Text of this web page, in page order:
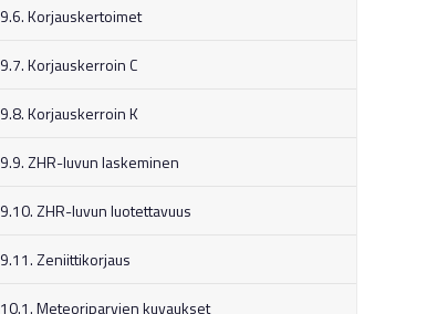
9.6. Korjauskertoimet
9.7. Korjauskerroin C
9.8. Korjauskerroin K
9.9. ZHR-luvun laskeminen
9.10. ZHR-luvun luotettavuus
9.11. Zeniittikorjaus
10.1. Meteoriparvien kuvaukset